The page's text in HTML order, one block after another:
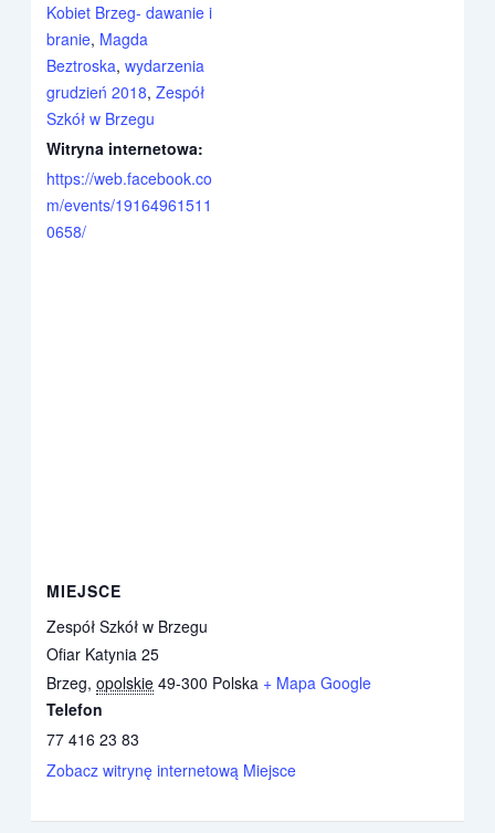
Kobiet Brzeg- dawanie i
branie, Magda
Beztroska,wydarzenia
grudzień 2018,Zespół
Szkół w Brzegu
Witryna internetowa:
https://web.facebook.co
m/events/19164961511
0658/
MIEJSCE
Zespół Szkół w Brzegu
Ofiar Katynia 25
Brzeg, opolskie 49-300 Polska + Mapa Google
Telefon
77 416 23 83
Zobacz witrynę internetową Miejsce